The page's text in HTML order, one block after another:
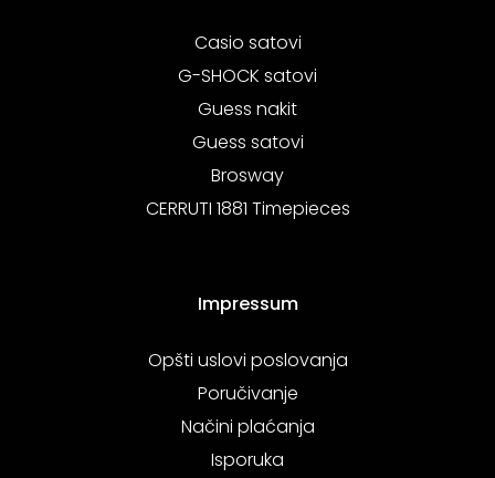
Casio satovi
G-SHOCK satovi
Guess nakit
Guess satovi
Brosway
CERRUTI 1881 Timepieces
Impressum
Opšti uslovi poslovanja
Poručivanje
Načini plaćanja
Isporuka